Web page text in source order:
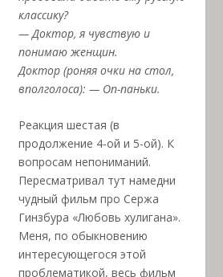
классику?
— Доктор, я чувствую и
понимаю женщин.
Доктор (роняя очки на стол,
вполголоса): — Оп-паньки.
Реакция шестая (в
продолжение 4-ой и 5-ой). К
вопросам непониманий.
Пересматривал тут намедни
чудный фильм про Сержа
Гинзбура «Любовь хулигана».
Меня, по обыкновению
интересующегося этой
проблематикой, весь фильм